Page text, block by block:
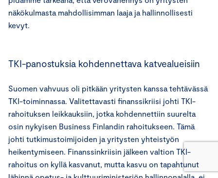
näkökulmasta mahdollisimman laaja ja hallinnollisesti
kevyt.
TKI-panostuksia kohdennettava katvealueisiin
Suomen vahvuus oli pitkään yritysten kanssa tehtävässä
TKI-toiminnassa. Valitettavasti finanssikriisi johti TKI-
rahoituksen leikkauksiin, jotka kohdennettiin suurelta
osin nykyisen Business Finlandin rahoitukseen. Tämä
johti tutkimustoimijoiden ja yritysten yhteistyön
heikentymiseen. Finanssinkriisin jälkeen valtion TKI-
rahoitus on kyllä kasvanut, mutta kasvu on tapahtunut